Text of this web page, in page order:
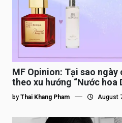
MF Opinion: Tại sao
theo xu hướng “Nước hoa
by Thai Khang Pham August